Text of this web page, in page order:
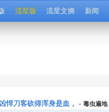
流星版 流星文摘 新闻
悍刀客砍得浑身是血， - 毒虫遍地